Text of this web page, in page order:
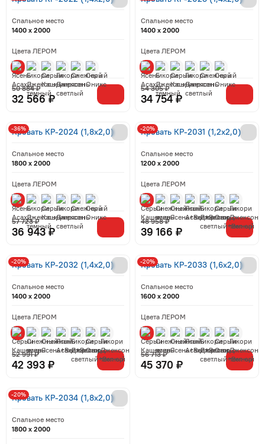
Спальное место
1400 x 2000
Цвета ЛЕРОМ
32 566 ₽
50 884 ₽
Спальное место
1400 x 2000
Цвета ЛЕРОМ
34 754 ₽
54 305 ₽
Кровать КР-2024 (1,8x2,0)
Спальное место
1800 x 2000
Цвета ЛЕРОМ
36 943 ₽
57 723 ₽
-36% Кровать КР-2031 (1,2x2,0)
Спальное место
1200 x 2000
Цвета ЛЕРОМ
39 166 ₽
48 958 ₽
-20%
Кровать КР-2032 (1,4x2,0)
Спальное место
1400 x 2000
Цвета ЛЕРОМ
42 393 ₽
52 991 ₽
-20% Кровать КР-2033 (1,6x2,0)
Спальное место
1600 x 2000
Цвета ЛЕРОМ
45 370 ₽
56 713 ₽
-20%
Кровать КР-2034 (1,8x2,0)
Спальное место
1800 x 2000
-20%